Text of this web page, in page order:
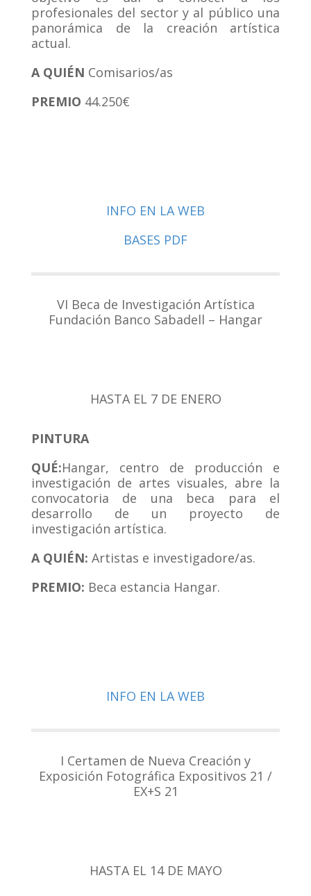
profesionales del sector y al público una
panorámica de la creación artística
actual.
A QUIÉN Comisarios/as
PREMIO 44.250€
INFO EN LA WEB
BASES PDF
VI Beca de Investigación Artística
Fundación Banco Sabadell – Hangar
HASTA EL 7 DE ENERO
PINTURA
QUÉ:Hangar, centro de producción e
investigación de artes visuales, abre la
convocatoria de una beca para el
desarrollo de un proyecto de
investigación artística.
A QUIÉN: Artistas e investigadore/as.
PREMIO: Beca estancia Hangar.
INFO EN LA WEB
I Certamen de Nueva Creación y
Exposición Fotográfica Expositivos 21 /
EX+S 21
HASTA EL 14 DE MAYO